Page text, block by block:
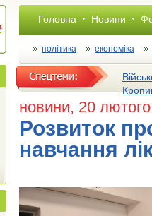
Головна Новини
політика економіка
новини, 20
Розвиток
навчання